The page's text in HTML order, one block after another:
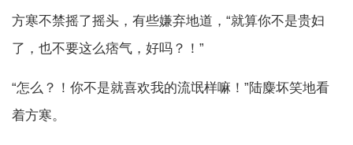
方寒不禁摇了摇头，有些嫌弃地道，“就算你不是贵妇
了，也不要这么痞气，好吗？！”
“怎么？！你不是就喜欢我的流氓样嘛！”陆麋坏笑地看
着方寒。